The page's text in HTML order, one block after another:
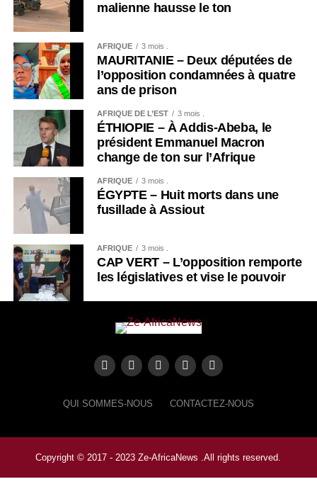
malienne hausse le ton
AFRIQUE 3 mois .
MAURITANIE – Deux députées de
l’opposition condamnées à quatre
ans de prison
AFRIQUE DE L’EST 3 mois .
ÉTHIOPIE – À Addis-Abeba, le
président Emmanuel Macron
change de ton sur l’Afrique
AFRIQUE 3 mois .
ÉGYPTE – Huit morts dans une
fusillade à Assiout
AFRIQUE 3 mois .
CAP VERT – L’opposition remporte
les législatives et vise le pouvoir
QUI SOMMES-NOUS CONTACTEZ-NOUS
Copyright © 2017 - 2023 Ze-AfricaNews .All rights reserved.